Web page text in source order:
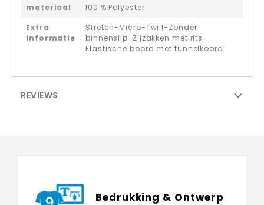
materiaal
100 % Polyester
Extra
informatie
Stretch-Micro-Twill-Zonder
binnenslip-Zijzakken met rits-
Elastische boord met tunnelkoord
REVIEWS
Bedrukking & Ontwerp